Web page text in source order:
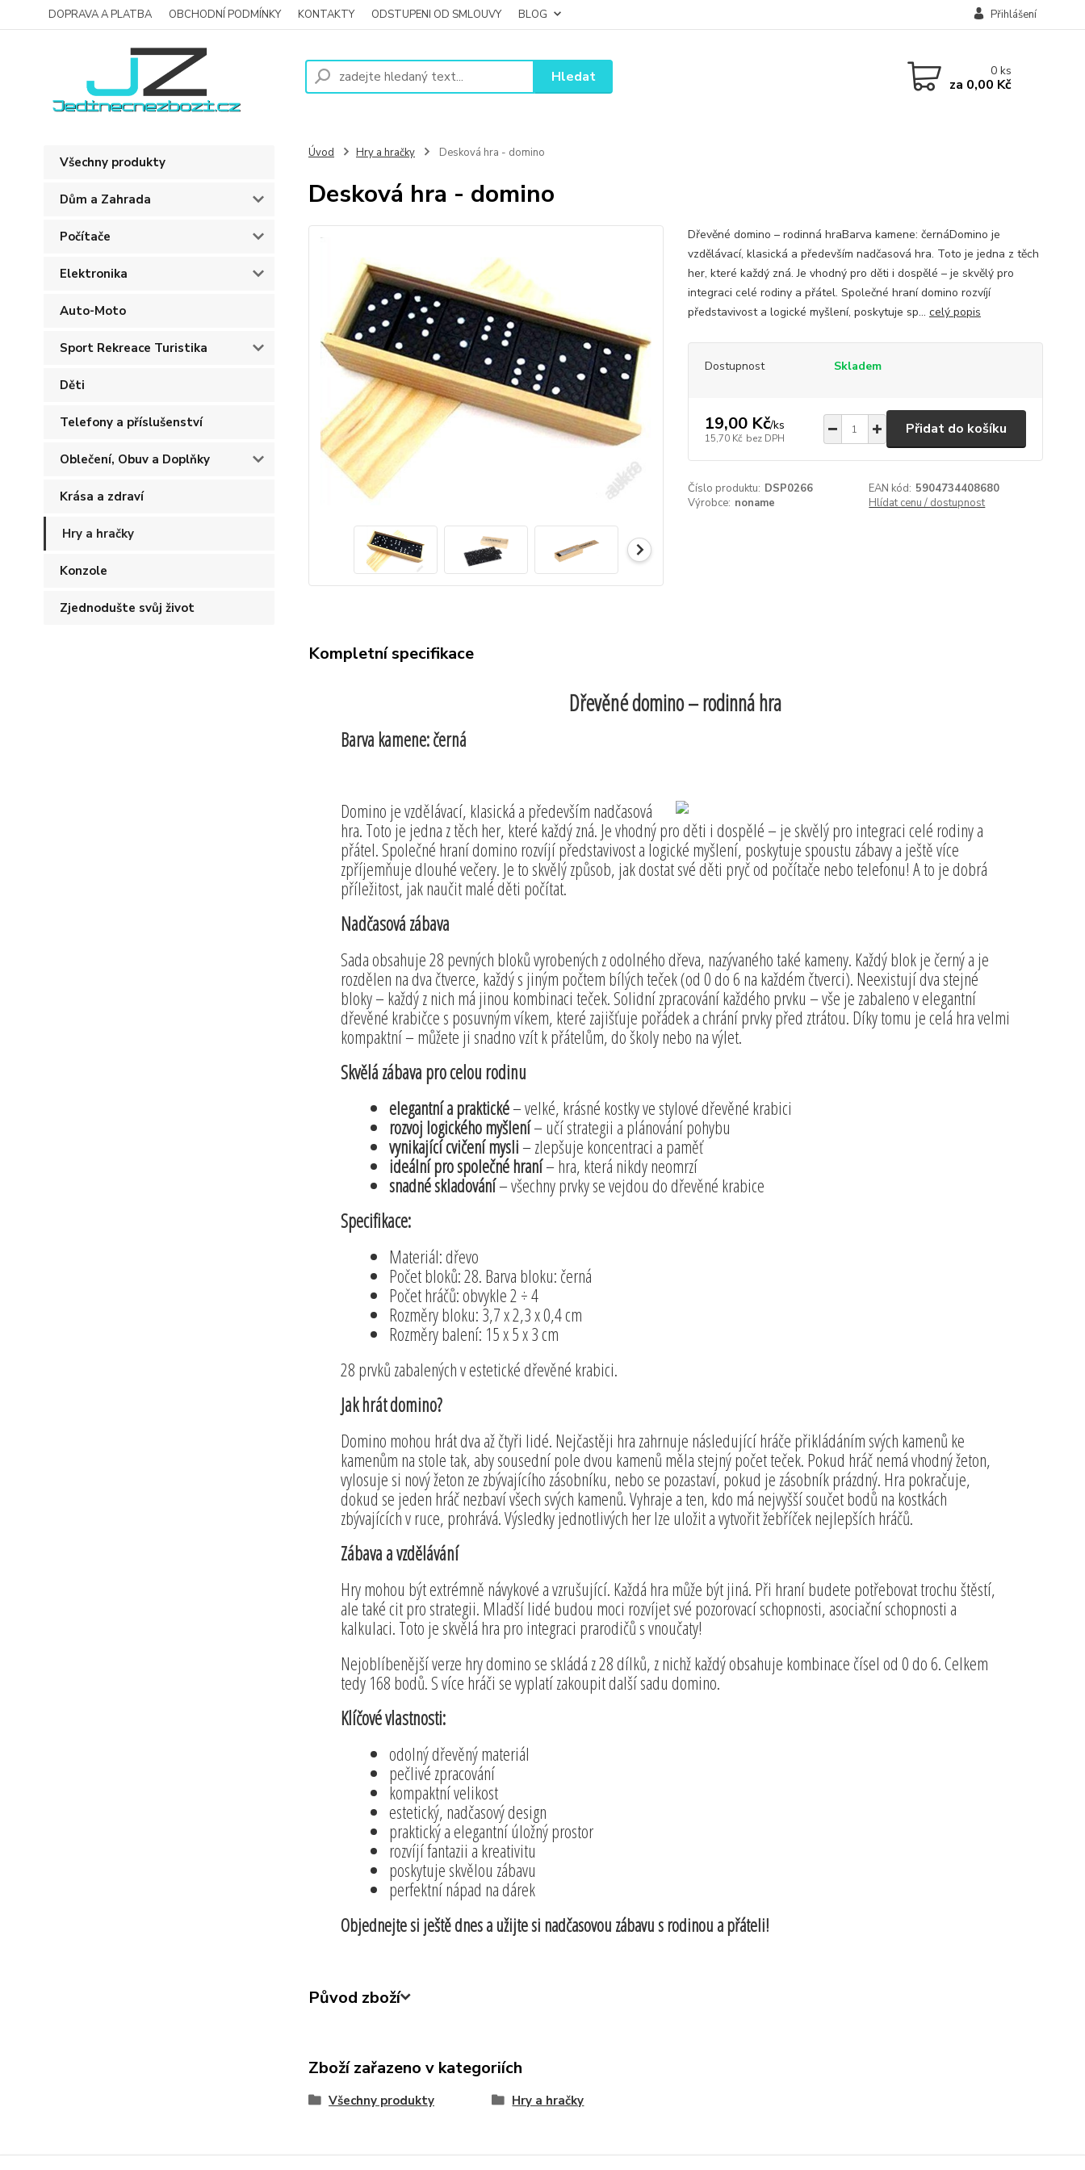
DOPRAVA A PLATBA OBCHODNÍ PODMÍNKY KONTAKTY ODSTUPENI OD SMLOUVY BLOG Přihlášení
Hledat 0ks
za 0,00 Kč
Všechny produkty
Dům a Zahrada
Počítače
Elektronika
Auto-Moto
Sport Rekreace Turistika
Děti
Telefony a příslušenství
Oblečení, Obuv a Doplňky
Krása a zdraví
Hry a hračky
Konzole
Zjednodušte svůj život
Úvod Hry a hračky Desková hra - domino
Desková hra - domino
Dřevěné domino – rodinná hraBarva kamene: černáDomino je
vzdělávací, klasická a především nadčasová hra. Toto je jedna z těch
her, které každý zná. Je vhodný pro děti i dospělé – je skvělý pro
integraci celé rodiny a přátel. Společné hraní domino rozvíjí
představivost a logické myšlení, poskytuje sp... celý popis
Dostupnost Skladem
19,00 Kč/ks
15,70 Kč bez DPH
Přidat do košíku
Číslo produktu: DSP0266 EAN kód: 5904734408680
Výrobce: noname Hlídat cenu / dostupnost
Kompletní specifikace
Dřevěné domino – rodinná hra
Barva kamene: černá
Domino je vzdělávací, klasická a především nadčasová
hra. Toto je jedna z těch her, které každý zná. Je vhodný pro děti i dospělé – je skvělý pro integraci celé rodiny a
přátel. Společné hraní domino rozvíjí představivost a logické myšlení, poskytuje spoustu zábavy a ještě více
zpříjemňuje dlouhé večery. Je to skvělý způsob, jak dostat své děti pryč od počítače nebo telefonu! A to je dobrá
příležitost, jak naučit malé děti počítat.
Nadčasová zábava
Sada obsahuje 28 pevných bloků vyrobených z odolného dřeva, nazývaného také kameny. Každý blok je černý a je
rozdělen na dva čtverce, každý s jiným počtem bílých teček (od 0 do 6 na každém čtverci). Neexistují dva stejné
bloky – každý z nich má jinou kombinaci teček. Solidní zpracování každého prvku – vše je zabaleno v elegantní
dřevěné krabičce s posuvným víkem, které zajišťuje pořádek a chrání prvky před ztrátou. Díky tomu je celá hra velmi
kompaktní – můžete ji snadno vzít k přátelům, do školy nebo na výlet.
Skvělá zábava pro celou rodinu
elegantní a praktické– velké, krásné kostky ve stylové dřevěné krabici
rozvoj logického myšlení– učí strategii a plánování pohybu
vynikající cvičení mysli– zlepšuje koncentraci a paměť
ideální pro společné hraní– hra, která nikdy neomrzí
snadné skladování– všechny prvky se vejdou do dřevěné krabice
Specifikace:
Materiál: dřevo
Počet bloků: 28. Barva bloku: černá
Počet hráčů: obvykle 2 ÷ 4
Rozměry bloku: 3,7 x 2,3 x 0,4 cm
Rozměry balení: 15 x 5 x 3 cm
28 prvků zabalených v estetické dřevěné krabici.
Jak hrát domino?
Domino mohou hrát dva až čtyři lidé. Nejčastěji hra zahrnuje následující hráče přikládáním svých kamenů ke
kamenům na stole tak, aby sousední pole dvou kamenů měla stejný počet teček. Pokud hráč nemá vhodný žeton,
vylosuje si nový žeton ze zbývajícího zásobníku, nebo se pozastaví, pokud je zásobník prázdný. Hra pokračuje,
dokud se jeden hráč nezbaví všech svých kamenů. Vyhraje a ten, kdo má nejvyšší součet bodů na kostkách
zbývajících v ruce, prohrává. Výsledky jednotlivých her lze uložit a vytvořit žebříček nejlepších hráčů.
Zábava a vzdělávání
Hry mohou být extrémně návykové a vzrušující. Každá hra může být jiná. Při hraní budete potřebovat trochu štěstí,
ale také cit pro strategii. Mladší lidé budou moci rozvíjet své pozorovací schopnosti, asociační schopnosti a
kalkulaci. Toto je skvělá hra pro integraci prarodičů s vnoučaty!
Nejoblíbenější verze hry domino se skládá z 28 dílků, z nichž každý obsahuje kombinace čísel od 0 do 6. Celkem
tedy 168 bodů. S více hráči se vyplatí zakoupit další sadu domino.
Klíčové vlastnosti:
odolný dřevěný materiál
pečlivé zpracování
kompaktní velikost
estetický, nadčasový design
praktický a elegantní úložný prostor
rozvíjí fantazii a kreativitu
poskytuje skvělou zábavu
perfektní nápad na dárek
Objednejte si ještě dnes a užijte si nadčasovou zábavu s rodinou a přáteli!
Původ zboží
Zboží zařazeno v kategoriích
Všechny produkty Hry a hračky